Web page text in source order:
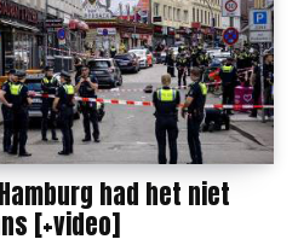
had het niet
[+video]